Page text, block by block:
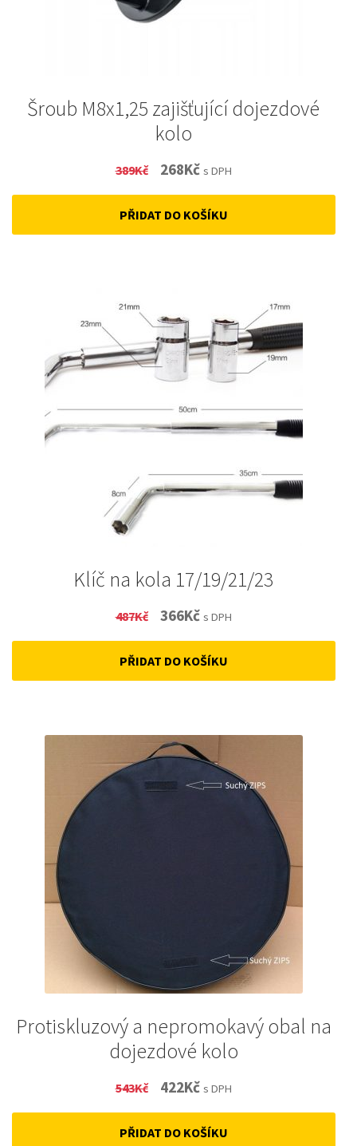
Šroub M8x1,25 zajišťující dojezdové
kolo
389Kč
Original
price
was:
268KčCurrent
price
is:
s DPH
PŘIDAT DO KOŠÍKU
Klíč na kola 17/19/21/23
487Kč
Original
price
was:
366KčCurrent
price
is:
s DPH
PŘIDAT DO KOŠÍKU
Protiskluzový a nepromokavý obal na
dojezdové kolo
543Kč
Original
price
was:
422KčCurrent
price
is:
s DPH
PŘIDAT DO KOŠÍKU